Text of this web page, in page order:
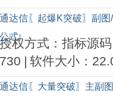
通达信〖起爆K突破〗副
公式]
授权方式：指标源码
730 | 软件大小：
通达信〖大量突破〗主副